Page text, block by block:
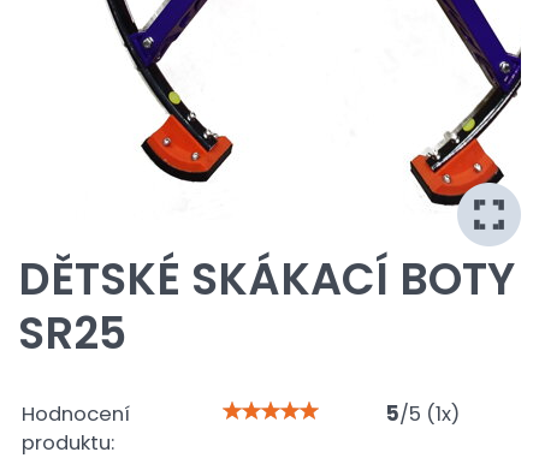
DĚTSKÉ SKÁKACÍ BOTY
SR25
Hodnocení
produktu:
5/5 (1x)